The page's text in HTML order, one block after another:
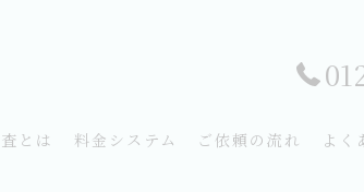
とは 料金システム ご依頼の流れ よく